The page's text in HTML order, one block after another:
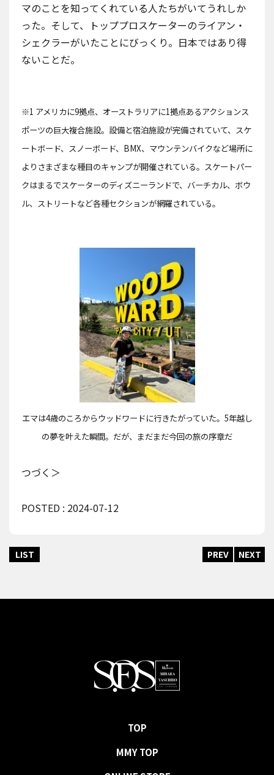
マのことを知ってくれている人たちがいてうれしか
った。そして、トッププロスケーターのライアン・
シェクラーがいたことにびっくり。日本ではあり得
ないことだ。
※1 アメリカに9拠点、オーストラリアに1拠点あるアクションス
ポーツの巨大複合施設。設備と宿泊施設が完備されていて、スケ
ートボード、スノーボード、BMX、マウンテンバイクなど場所に
よりさまざまな種目のキャンプが開催されている。スケートパー
クはまるでスケーターのディズニーランドで、バーチカル、ボウ
ル、ストリートなど各種セクションが網羅されている。
エマは4歳のころからウッドワードに行きたがっていた。5年越し
の夢を叶えた瞬間。だが、まだまだ今回の旅の序章だ
つづく＞
POSTED : 2024-07-12
LIST PREV NEXT
TOP
MMY TOP